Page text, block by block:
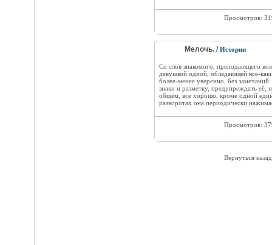
Просмотров:
Мелочь. / Истории
Со слов знакомого, преподающего
девушкой одной, обладающей кое-
более-менее уверенно, без
знаки и разметку, предупреждать её,
общем, все хорошо, кроме одной
разворотах она периодически
Просмотров:
Вернуться